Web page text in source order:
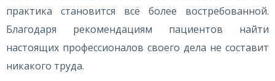
практика становится всё более востребованной.
Благодаря рекомендациям пациентов найти
настоящих профессионалов своего дела не составит
никакого труда.